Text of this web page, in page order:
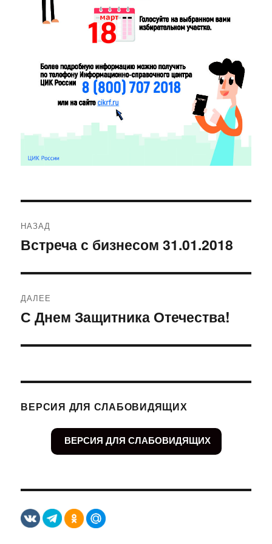
по
НАЗАД
Предыдущая
Встреча с бизнесом 31.01.2018
ДАЛЕЕ
Следующая
С Днем Защитника Отечества!
ВЕРСИЯ ДЛЯ СЛАБОВИДЯЩИХ
ВЕРСИЯ ДЛЯ СЛАБОВИДЯЩИХ